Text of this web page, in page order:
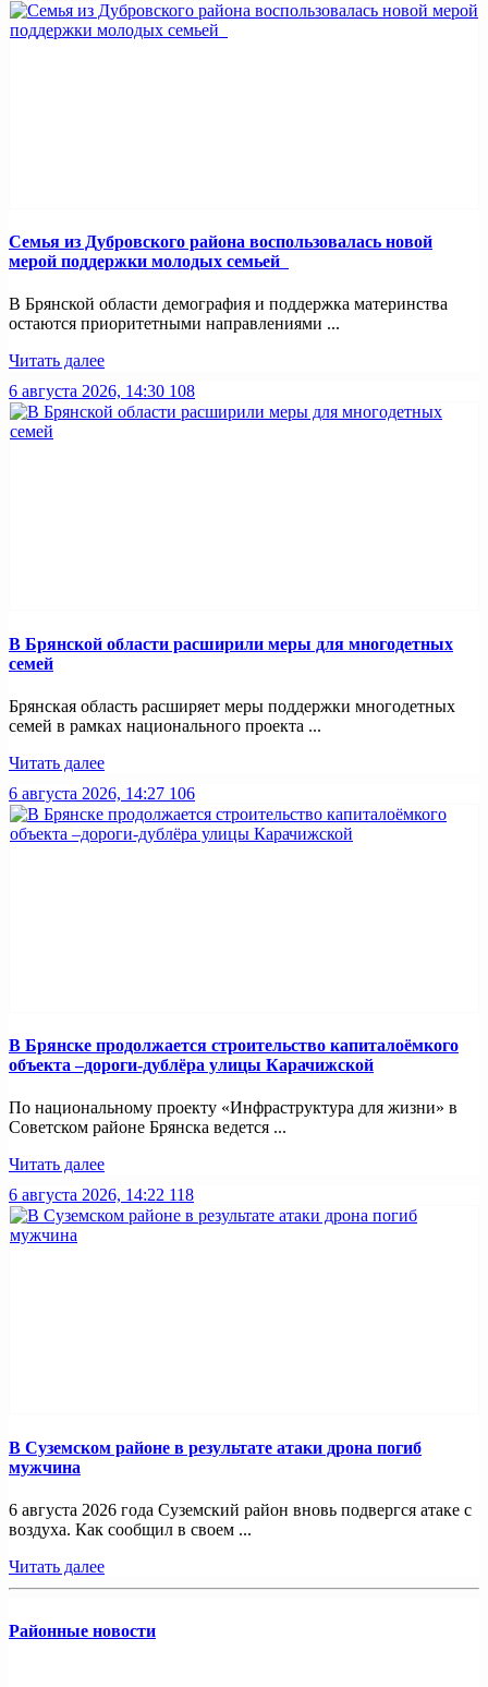
Семья из Дубровского района воспользовалась новой
мерой поддержки молодых семьей
В Брянской области демография и поддержка материнства
остаются приоритетными направлениями ...
Читать далее
6 августа 2026, 14:30 108
В Брянской области расширили меры для многодетных
семей
Брянская область расширяет меры поддержки многодетных
семей в рамках национального проекта ...
Читать далее
6 августа 2026, 14:27 106
В Брянске продолжается строительство капиталоёмкого
объекта –дороги-дублёра улицы Карачижской
По национальному проекту «Инфраструктура для жизни» в
Советском районе Брянска ведется ...
Читать далее
6 августа 2026, 14:22 118
В Суземском районе в результате атаки дрона погиб
мужчина
6 августа 2026 года Суземский район вновь подвергся атаке с
воздуха. Как сообщил в своем ...
Читать далее
Районные новости